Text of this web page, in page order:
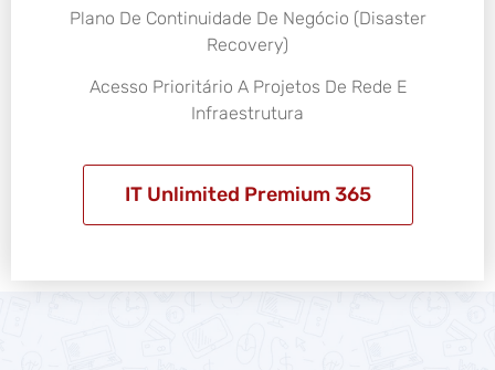
Plano De Continuidade De Negócio (Disaster
Recovery)
Acesso Prioritário A Projetos De Rede E
Infraestrutura
IT Unlimited Premium 365